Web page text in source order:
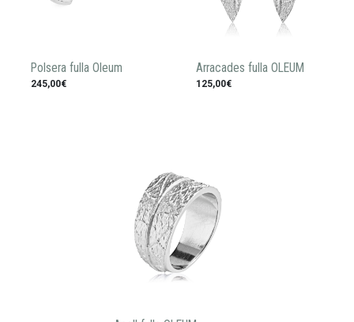
Polsera fulla Oleum
245,00€
Arracades fulla OLEUM
125,00€